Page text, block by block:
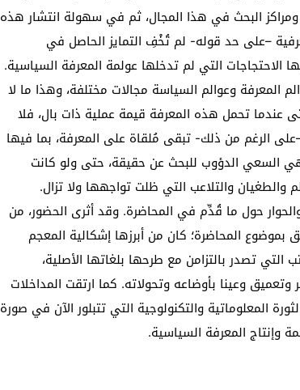
ومراكز البحث في هذا المجال، ثم في سهولة انتشار هذه
–على حد قوله- لم تُخْفِ التمايز الحاصل في
الاحتجاجات التي لم تدخلها عولمة المعرفة السياسية.
المعرفة وعوالم السياسة مجالات مختلفة، وهذا ما لا
عندما تحمل هذه المعرفة قيمة عملية ذات بال، فلا
الرغم من ذلك- تبقى مُلقاة على المعرفة، بما فيها
السعي الدؤوب للبحث عن حقيقة، حتى ولو كانت
والطغيان والتلاعب التي ظلت تواجهها ولا تزال.
حول ما قُدِّم في المحاضرة. وقد أثرى الحضور، من
المحاضرة؛ كان من أبرزها إشكالية المعجم
تصدر بالتزامن مع طرحها بلغاتها الأصلية،
وعينا بأوضاعه وتحولاته. كما ارتقت المداخلات
المعلوماتية والتكنولوجية التي تتبلور الآن في صورة
وإنتاج المعرفة السياسية.